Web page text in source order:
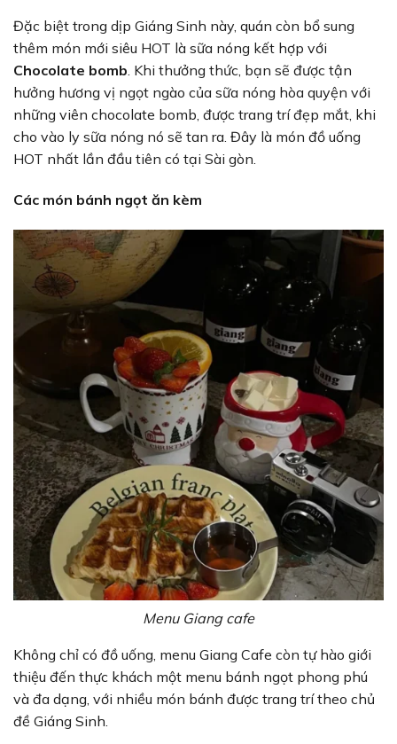
Đặc biệt trong dịp Giáng Sinh này, quán còn bổ sung
thêm món mới siêu HOT là sữa nóng kết hợp với
Chocolate bomb. Khi thưởng thức, bạn sẽ được tận
hưởng hương vị ngọt ngào của sữa nóng hòa quyện với
những viên chocolate bomb, được trang trí đẹp mắt, khi
cho vào ly sữa nóng nó sẽ tan ra. Đây là món đồ uống
HOT nhất lần đầu tiên có tại Sài gòn.
Các món bánh ngọt ăn kèm
Menu Giang cafe
Không chỉ có đồ uống, menu Giang Cafe còn tự hào giới
thiệu đến thực khách một menu bánh ngọt phong phú
và đa dạng, với nhiều món bánh được trang trí theo chủ
đề Giáng Sinh.